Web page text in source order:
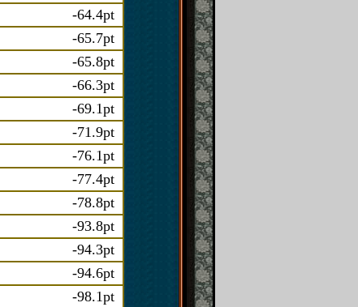
-64.4pt
-65.7pt
-65.8pt
-66.3pt
-69.1pt
-71.9pt
-76.1pt
-77.4pt
-78.8pt
-93.8pt
-94.3pt
-94.6pt
-98.1pt